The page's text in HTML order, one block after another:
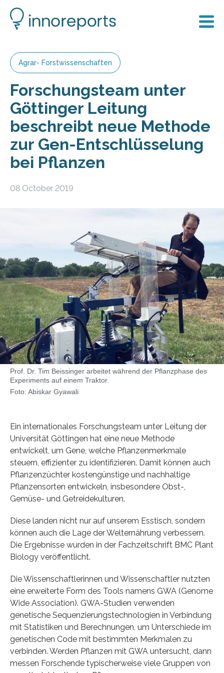
Agrar- Forstwissenschaften
Forschungsteam unter
Göttinger Leitung
beschreibt neue Methode
zur Gen-Entschlüsselung
bei Pflanzen
08 October 2019
Prof. Dr. Tim Beissinger arbeitet während der Pflanzphase des
Experiments auf einem Traktor.
Foto: Abiskar Gyawali
Ein internationales Forschungsteam unter Leitung der
Universität Göttingen hat eine neue Methode
entwickelt, um Gene, welche Pflanzenmerkmale
steuern, effizienter zu identifizieren. Damit können auch
Pflanzenzüchter kostengünstige und nachhaltige
Pflanzensorten entwickeln, insbesondere Obst-,
Gemüse- und Getreidekulturen.
Diese landen nicht nur auf unserem Esstisch, sondern
können auch die Lage der Welternährung verbessern.
Die Ergebnisse wurden in der Fachzeitschrift BMC Plant
Biology veröffentlicht.
Die Wissenschaftlerinnen und Wissenschaftler nutzten
eine erweiterte Form des Tools namens GWA (Genome
Wide Association). GWA-Studien verwenden
genetische Sequenzierungstechnologien in Verbindung
mit Statistiken und Berechnungen, um Unterschiede im
genetischen Code mit bestimmten Merkmalen zu
verbinden. Werden Pflanzen mit GWA untersucht, dann
messen Forschende typischerweise viele Gruppen von